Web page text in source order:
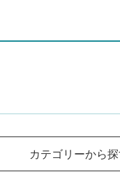
カテゴリーから